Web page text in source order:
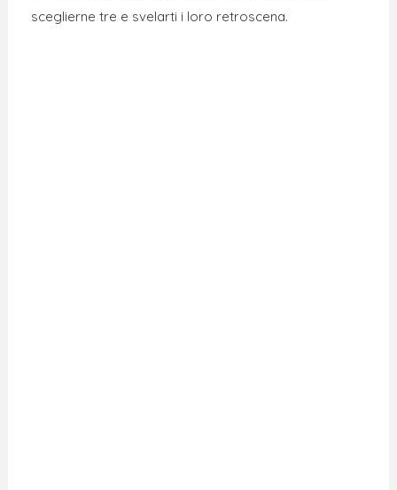
sceglierne tre e svelarti i loro retroscena.